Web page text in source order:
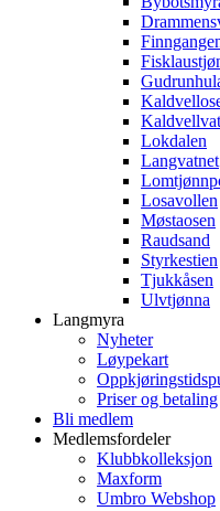
Lokdalen
Langvatnet
Losavollen
Møstaosen
Raudsand
Styrkestien
Tjukkåsen
Ulvtjønna
Langmyra
Nyheter
Løypekart
Priser og betaling
Bli medlem
Medlemsfordeler
Klubbkolleksjon
Maxform
Umbro Webshop